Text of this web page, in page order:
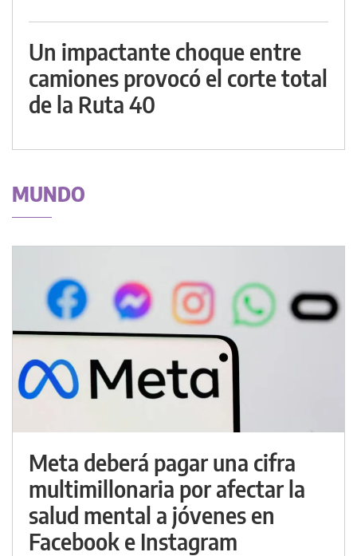
Un impactante choque entre
camiones provocó el corte total
de la Ruta 40
MUNDO
Meta deberá pagar una cifra
multimillonaria por afectar la
salud mental a jóvenes en
Facebook e Instagram